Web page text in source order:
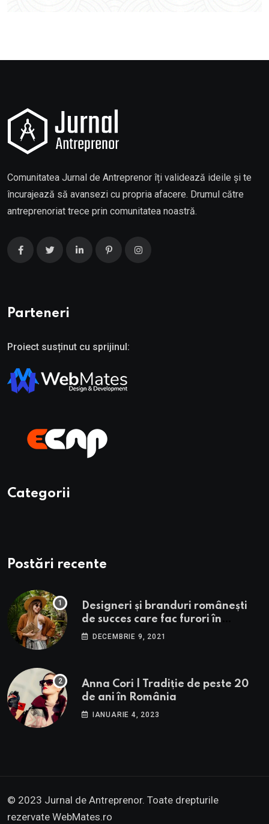
Comunitatea Jurnal de Antreprenor îți validează ideile și te
încurajează să avansezi cu propria afacere. Drumul către
antreprenoriat trece prin comunitatea noastră.
Parteneri
Proiect susținut cu sprijinul:
Categorii
Postări recente
Designeri și branduri românești
de succes care fac furori în
străinătate.
DECEMBRIE 9, 2021
Anna Cori | Tradiție de peste 20
de ani în România
IANUARIE 4, 2023
© 2023 Jurnal de Antreprenor. Toate drepturile
rezervate WebMates.ro